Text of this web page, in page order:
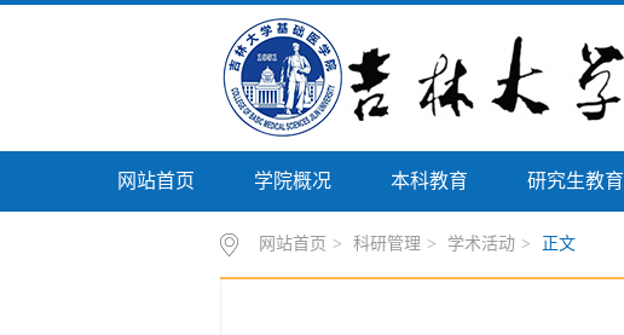
网站首页 学院概况 本科教育 研究生教育
网站首页 > 科研管理 > 学术活动 > 正文